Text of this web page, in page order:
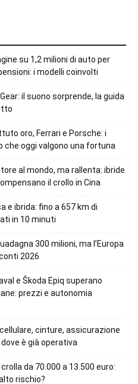
su 1,2 milioni di auto per
i modelli coinvolti
il suono sorprende, la guida
oro, Ferrari e Porsche: i
che oggi valgono una fortuna
al mondo, ma rallenta: ibride
il crollo in Cina
e ibrida: fino a 657 km di
in 10 minuti
300 milioni, ma l’Europa
2026
e Škoda Epiq superano
prezzi e autonomia
cinture, assicurazione
è già operativa
da 70.000 a 13.500 euro:
rischio?